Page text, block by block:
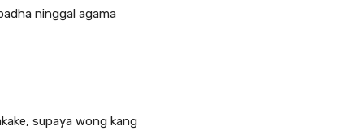
ninggal agama
supaya wong kang